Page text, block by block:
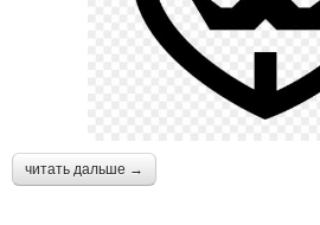
читать дальше →